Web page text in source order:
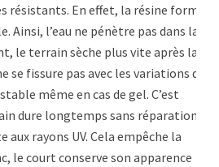
résistants. En effet, la résine forme
Ainsi, l’eau ne pénètre pas dans la
le terrain sèche plus vite après la
se fissure pas avec les variations de
même en cas de gel. C’est
dure longtemps sans réparation.
aux rayons UV. Cela empêche la
le court conserve son apparence